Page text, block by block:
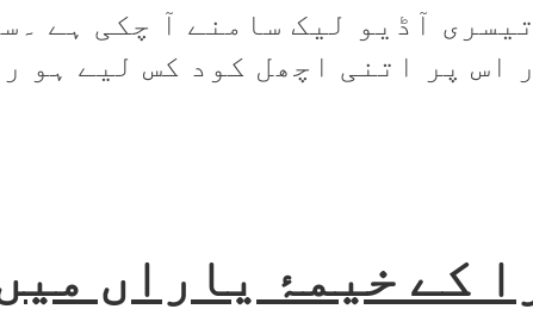
آڈیو لیک سامنے آ چکی ہے
اس پر اتنی اچھل کود کس لیے ہو
کے خیمۂ یاراں